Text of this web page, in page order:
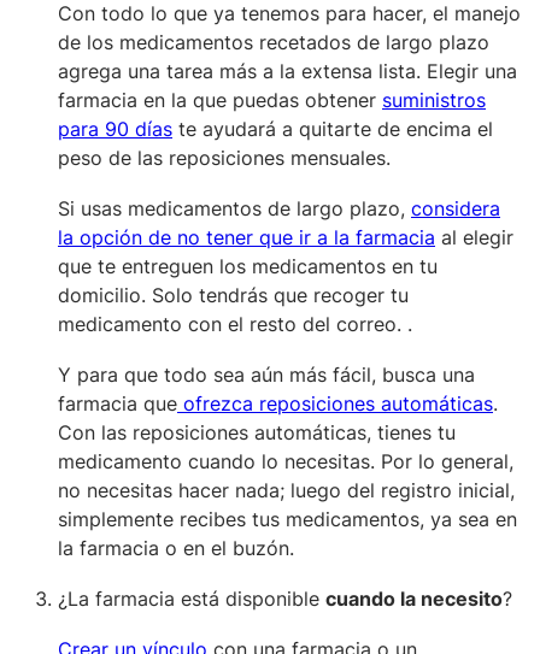
Con todo lo que ya tenemos para hacer, el manejo
de los medicamentos recetados de largo plazo
agrega una tarea más a la extensa lista. Elegir una
farmacia en la que puedas obtener suministros
para 90 días te ayudará a quitarte de encima el
peso de las reposiciones mensuales.
Si usas medicamentos de largo plazo, considera
la opción de no tener que ir a la farmacia al elegir
que te entreguen los medicamentos en tu
domicilio. Solo tendrás que recoger tu
medicamento con el resto del correo. .
Y para que todo sea aún más fácil, busca una
farmacia que ofrezca reposiciones automáticas.
Con las reposiciones automáticas, tienes tu
medicamento cuando lo necesitas. Por lo general,
no necesitas hacer nada; luego del registro inicial,
simplemente recibes tus medicamentos, ya sea en
la farmacia o en el buzón.
¿La farmacia está disponible cuando la necesito?
Crear un vínculo con una farmacia o un